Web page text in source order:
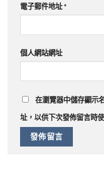
電子郵件地址*
個人網站網址
在瀏覽器中儲存顯示
址，以供下次發佈留言時